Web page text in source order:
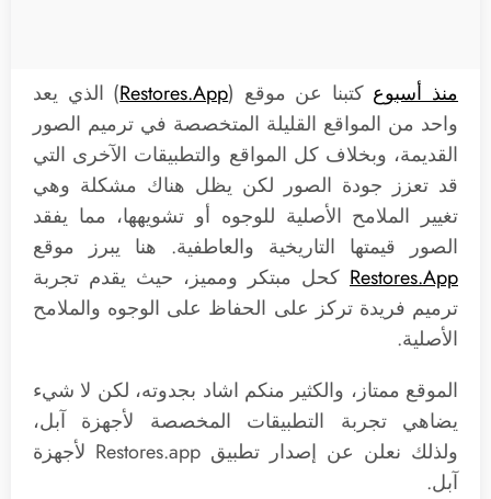
منذ أسبوع كتبنا عن موقع (Restores.App) الذي يعد
واحد من المواقع القليلة المتخصصة في ترميم الصور
القديمة، وبخلاف كل المواقع والتطبيقات الآخرى التي
قد تعزز جودة الصور لكن يظل هناك مشكلة وهي
تغيير الملامح الأصلية للوجوه أو تشويهها، مما يفقد
الصور قيمتها التاريخية والعاطفية. هنا يبرز موقع
Restores.App كحل مبتكر ومميز، حيث يقدم تجربة
ترميم فريدة تركز على الحفاظ على الوجوه والملامح
الأصلية.
الموقع ممتاز، والكثير منكم اشاد بجدوته، لكن لا شيء
يضاهي تجربة التطبيقات المخصصة لأجهزة آبل،
ولذلك نعلن عن إصدار تطبيق Restores.app لأجهزة
آبل.